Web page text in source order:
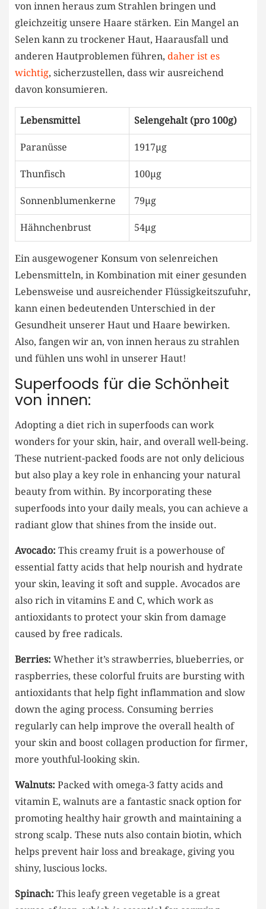
von innen heraus zum Strahlen bringen und
gleichzeitig unsere Haare stärken. Ein Mangel an
Selen kann zu trockener Haut, Haarausfall und
anderen Hautproblemen führen, daher ist es
wichtig, sicherzustellen, dass wir ausreichend
davon konsumieren.
Lebensmittel Selengehalt (pro 100g)
Paranüsse 1917µg
Thunfisch 100µg
Sonnenblumenkerne 79µg
Hähnchenbrust 54µg
Ein ausgewogener Konsum von selenreichen
Lebensmitteln, in Kombination mit einer gesunden
Lebensweise und ausreichender Flüssigkeitszufuhr,
kann einen bedeutenden Unterschied in der
Gesundheit unserer Haut und Haare bewirken.
Also, fangen wir an, von innen heraus zu strahlen
und fühlen uns wohl in unserer Haut!
Superfoods für die Schönheit
von innen:
Adopting a diet rich in superfoods can work
wonders for your skin, hair, and overall well-being.
These nutrient-packed foods are not only delicious
but also play a key role in enhancing your natural
beauty from within. By incorporating these
superfoods into your daily meals, you can achieve a
radiant glow that shines from the inside out.
Avocado: This creamy fruit is a powerhouse of
essential fatty acids that help nourish and hydrate
your skin, leaving it soft and supple. Avocados are
also rich in vitamins E and C, which work as
antioxidants to protect your skin from damage
caused by free radicals.
Berries: Whether it’s strawberries, blueberries, or
raspberries, these colorful fruits are bursting with
antioxidants that help fight inflammation and slow
down the aging process. Consuming berries
regularly can help improve the overall health of
your skin and boost collagen production for firmer,
more youthful-looking skin.
Walnuts: Packed with omega-3 fatty acids and
vitamin E, walnuts are a fantastic snack option for
promoting healthy hair growth and maintaining a
strong scalp. These nuts also contain biotin, which
helps prevent hair loss and breakage, giving you
shiny, luscious locks.
Spinach: This leafy green vegetable is a great